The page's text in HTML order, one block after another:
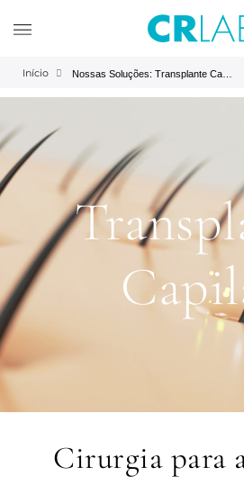
Início
Cirurgia para